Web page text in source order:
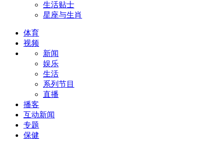
生活贴士
星座与生肖
体育
视频
新闻
娱乐
生活
系列节目
直播
播客
互动新闻
专题
保健